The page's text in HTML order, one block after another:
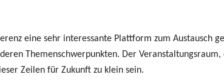
eine sehr interessante Plattform zum Austausch
Themenschwerpunkten. Der
Zeilen für Zukunft zu klein sein.